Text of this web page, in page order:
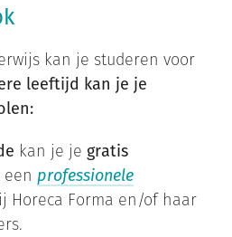
kan je studeren voor
leeftijd kan je je
kan je je gratis
professionele
Horeca Forma en/of haar